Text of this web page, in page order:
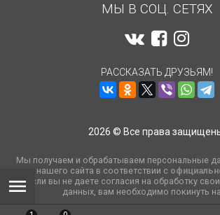
МЫ В СОЦ. СЕТЯХ
РАССКАЗАТЬ ДРУЗЬЯМ!
2026 © Все права
Мы получаем и обрабатываем персональные
нашего сайта в соответствии с
Если вы не даете согласия на обработку
данных, вам необходимо покинуть